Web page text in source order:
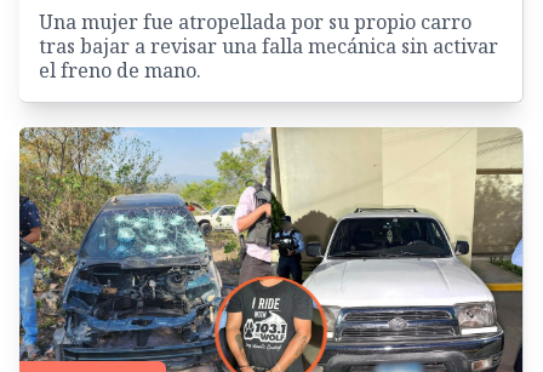
Una mujer fue atropellada por su propio carro
tras bajar a revisar una falla mecánica sin activar
el freno de mano.